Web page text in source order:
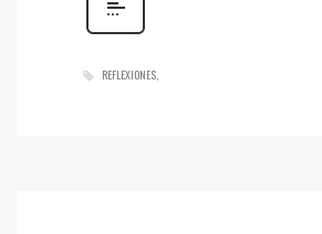
REFLEXIONES